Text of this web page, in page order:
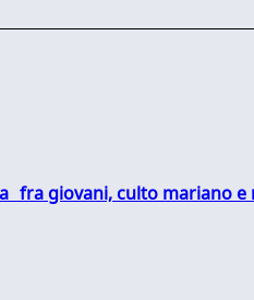
fra giovani, culto mariano e